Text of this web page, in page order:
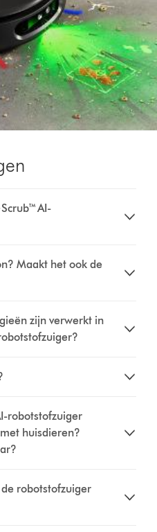
AI-
Maakt het ook de
zijn verwerkt in
robotstofzuiger
huisdieren?
robotstofzuiger